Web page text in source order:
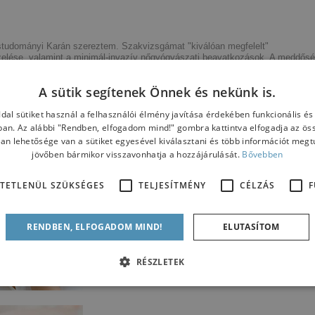
Karán szereztem. Szakvizsgámat "kiválóan megfelelt"
valamint a minimál-invazív nőgyógyászati beavatkozások. A
amilyenek az endoscopos műtéti eljárások is. Az endoscopos műtéti
elkötelezettségem azóta is töretlen. A Róbert Károly Magánklinika szülész-
és fordult hozzám, aminek eredményeként a meddőség kezelését
végigkövetni. A sikeres párok boldogságát tapasztalni nagy
Önnek is tudok segíteni."
A sütik segítenek Önnek és nekünk is.
sütiket használ a felhasználói élmény javítása érdekében funkcionális
Az alábbi "Rendben, elfogadom mind!" gombra kattintva elfogadja az
lehetősége van a sütiket egyesével kiválasztani és több információt
jövőben bármikor visszavonhatja a hozzájárulását. Bővebben
SZÜKSÉGES TELJESÍTMÉNY CÉLZÁS
RENDBEN, ELFOGADOM MIND! ELUTASÍTOM
RÉSZLETEK